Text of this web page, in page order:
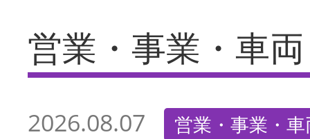
営業・事業・車両
2026.08.07 営業・事業・